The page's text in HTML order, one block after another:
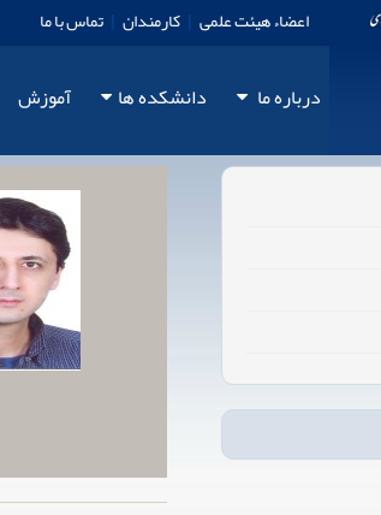
اعضاء هیئت علمی | کارمندان | تماس با ما
درباره ما دانشكده‏‏ ها آموزش